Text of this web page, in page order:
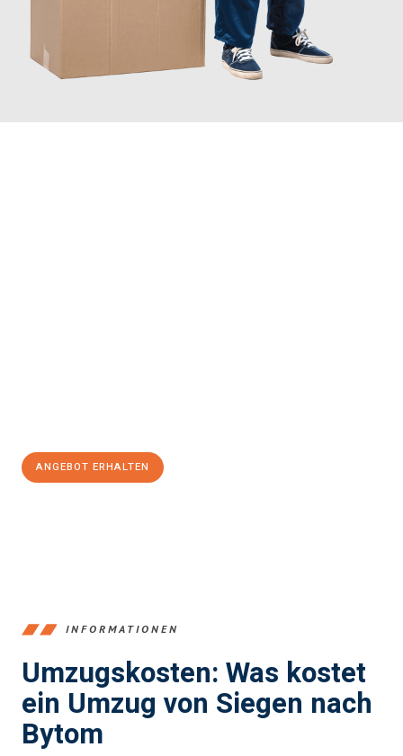
ANGEBOT ERHALTEN
INFORMATIONEN
Umzugskosten: Was kostet
ein Umzug von Siegen nach
Bytom